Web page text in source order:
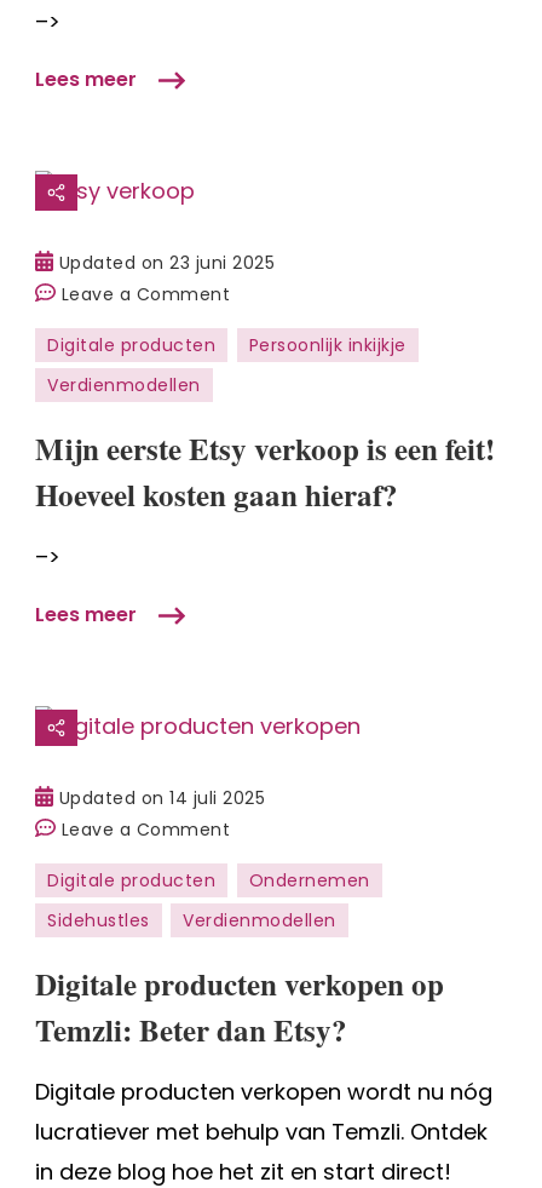
–>
Lees meer
Updated on23 juni 2025
Leave a Comment
Mijn
eerste
is
feit!
Digitale producten
Persoonlijk inkijkje
Verdienmodellen
Mijn eerste Etsy verkoop is een feit!
Hoeveel kosten gaan hieraf?
–>
Lees meer
Updated on14 juli 2025
Leave a Comment
Digitale
producten
verkopen
Temzli:
Beter
dan
Digitale producten
Ondernemen
Sidehustles
Verdienmodellen
Digitale producten verkopen op
Temzli: Beter dan Etsy?
Digitale producten verkopen wordt nu nóg
lucratiever met behulp van Temzli. Ontdek
in deze blog hoe het zit en start direct!